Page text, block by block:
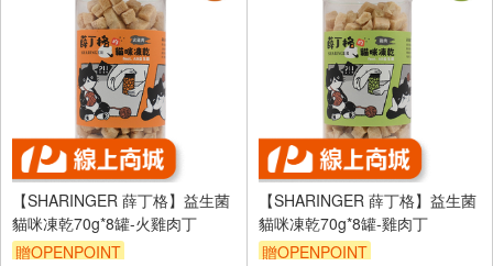
【SHARINGER 薛丁格】益生菌
貓咪凍乾70g*8罐-火雞肉丁
贈OPENPOINT
【SHARINGER 薛丁格】益生菌
貓咪凍乾70g*8罐-雞肉丁
贈OPENPOINT